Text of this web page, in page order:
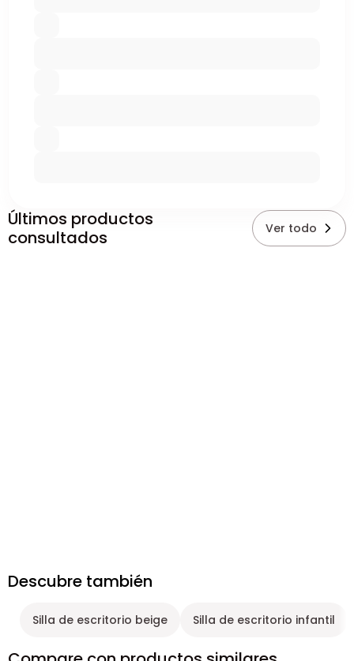
Últimos productos
consultados
Ver todo
Descubre también
Silla de escritorio beige Silla de escritorio infantil